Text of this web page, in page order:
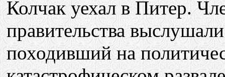
Колчак уехал в Питер.
правительства
походивший на